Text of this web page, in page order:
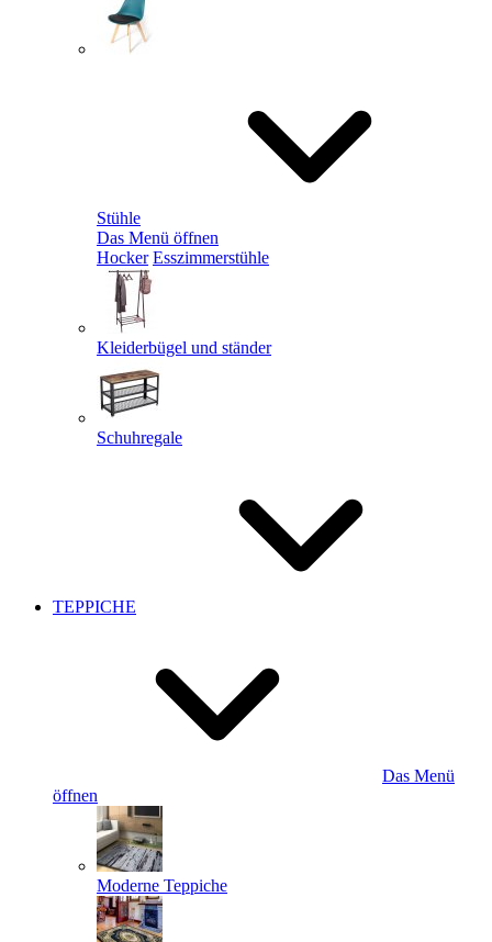
Stühle
Das Menü öffnen
Hocker Esszimmerstühle
Kleiderbügel und ständer
Schuhregale
TEPPICHE
Das Menü
öffnen
Moderne Teppiche